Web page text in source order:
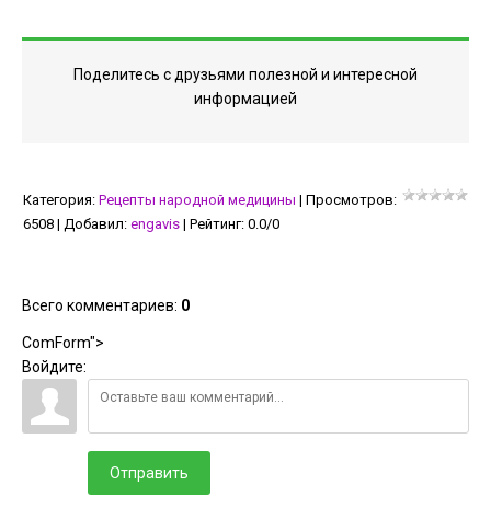
Поделитесь с друзьями полезной и интересной
информацией
Категория: Рецепты народной медицины | Просмотров:
6508 | Добавил: engavis | Рейтинг: 0.0/0
Всего комментариев: 0
ComForm">
Войдите:
Отправить